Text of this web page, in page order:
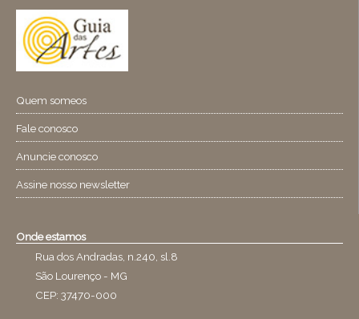
Quem someos
Fale conosco
Anuncie conosco
Assine nosso newsletter
Onde estamos
Rua dos Andradas, n.240, sl.8
São Lourenço - MG
CEP: 37470-000